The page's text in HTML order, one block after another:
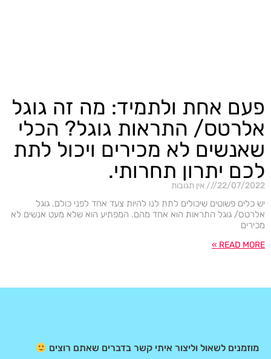
פעם אחת ולתמיד: מה זה גוגל
אלרטס/ התראות גוגל? הכלי
שאנשים לא מכירים ויכול לתת
לכם יתרון תחרותי.
22/07/2022 אין תגובות
יש כלים פשוטים שיכולים לתת לנו להיות צעד אחד לפני כולם. גוגל
אלרטס/ גוגל התראות הוא אחד מהם. המפתיע הוא שלא מעט אנשים לא
מכירים
READ MORE »
מוזמנים לשאול וליצור איתי קשר בדברים שאתם רוצים